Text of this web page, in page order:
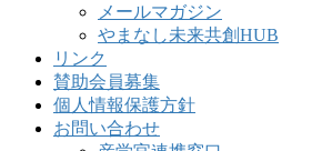
メールマガジン
やまなし未来共創HUB
リンク
賛助会員募集
個人情報保護方針
お問い合わせ